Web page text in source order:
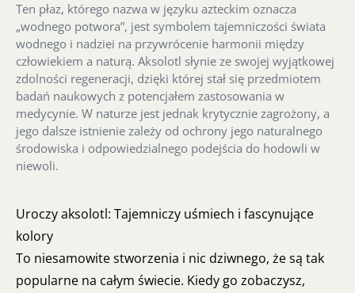
Ten płaz, którego nazwa w języku azteckim oznacza
„wodnego potwora”, jest symbolem tajemniczości świata
wodnego i nadziei na przywrócenie harmonii między
człowiekiem a naturą. Aksolotl słynie ze swojej wyjątkowej
zdolności regeneracji, dzięki której stał się przedmiotem
badań naukowych z potencjałem zastosowania w
medycynie. W naturze jest jednak krytycznie zagrożony, a
jego dalsze istnienie zależy od ochrony jego naturalnego
środowiska i odpowiedzialnego podejścia do hodowli w
niewoli.
Uroczy aksolotl: Tajemniczy uśmiech i fascynujące
kolory
To niesamowite stworzenia i nic dziwnego, że są tak
popularne na całym świecie. Kiedy go zobaczysz,